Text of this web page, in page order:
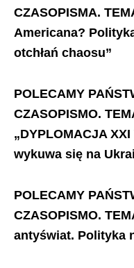
CZASOPISMA.
Americana?
otchłań chaosu”
POLECAMY
CZASOPISMO.
„DYPLOMACJA
wykuwa się na
POLECAMY
CZASOPISMO.
antyświat. Polityka